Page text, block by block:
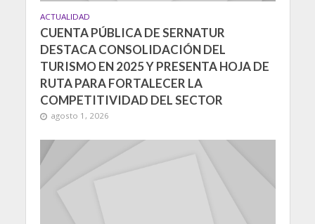
ACTUALIDAD
CUENTA PÚBLICA DE SERNATUR
DESTACA CONSOLIDACIÓN DEL
TURISMO EN 2025 Y PRESENTA HOJA DE
RUTA PARA FORTALECER LA
COMPETITIVIDAD DEL SECTOR
agosto 1, 2026